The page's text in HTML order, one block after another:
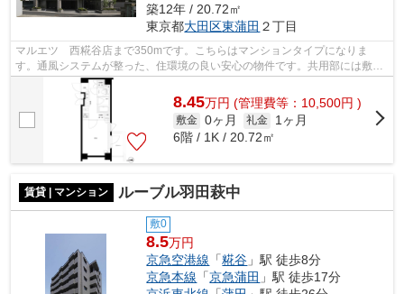
築12年 / 20.72㎡
東京都大田区東蒲田 ２丁目
マルエツ 西糀谷店まで350mです。こちらはマンションタイプになりま
す。通風システムが整った、住環境の良い安心の物件です。共用部には敷地
内ごみ置き場・エレベータなど様々な設備...
8.45万円 (管理費等：10,500円 )
敷金 0ヶ月 礼金
1ヶ月
6階 / 1K / 20.72㎡
賃貸 | マンション ルーブル羽田萩中
敷0
8.5万円
京急空港線 「糀谷 」駅 徒歩8分
京急本線 「京急蒲田 」駅 徒歩17分